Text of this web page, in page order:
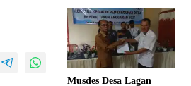
Musdes Desa Lagan